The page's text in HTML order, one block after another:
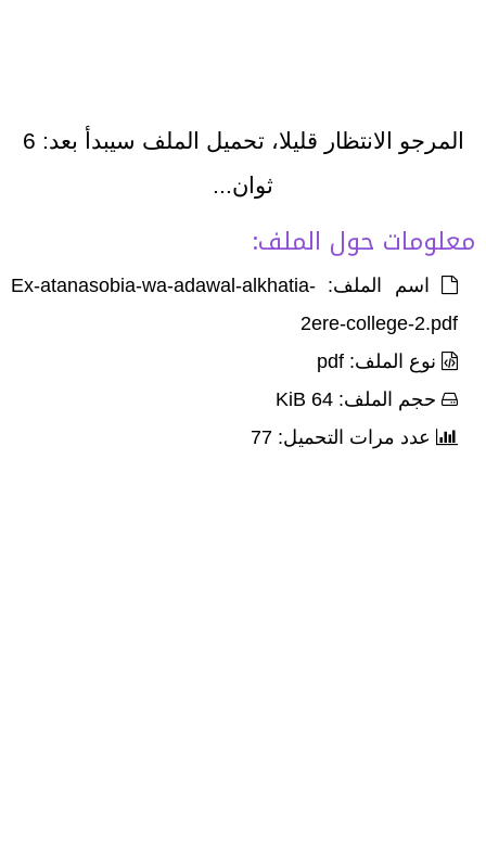
المرجو الانتظار قليلا، تحميل الملف سيبدأ بعد: 6
ثوان...
معلومات حول الملف:
اسم الملف: Ex-atanasobia-wa-adawal-alkhatia-
2ere-college-2.pdf
نوع الملف: pdf
حجم الملف: 64 KiB
عدد مرات التحميل: 77